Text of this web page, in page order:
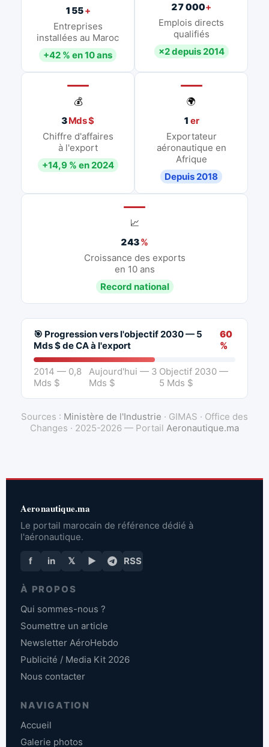
155+
Entreprises
installées au Maroc
+42 % en 10 ans
27 000+
Emplois directs
qualifiés
×2 depuis 2014
💰
3Mds $
Chiffre d'affaires
à l'export
+14,9 % en 2024
🌍
1 er
Exportateur
aéronautique en
Afrique
Depuis 2018
📈
243%
Croissance des exports
en 10 ans
Record national
🎯 Progression vers l'objectif 2030 — 5
Mds $ de CA à l'export
60
%
2014 — 0,8
Mds $
Aujourd'hui — 3
Mds $
Objectif 2030 —
5 Mds $
Sources : Ministère de l'Industrie · GIMAS · Office des
Changes · 2025-2026 — Portail Aeronautique.ma
Aeronautique.ma
Le portail marocain de référence dédié à
l'aéronautique.
f in 𝕏 ▶ RSS
À PROPOS
Qui sommes-nous ?
Soumettre un article
Newsletter AéroHebdo
Publicité / Media Kit 2026
Nous contacter
NAVIGATION
Accueil
Galerie photos